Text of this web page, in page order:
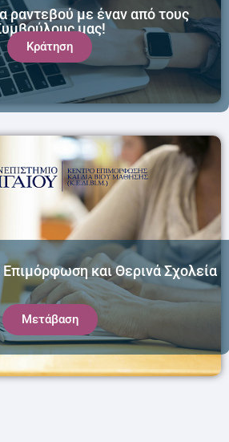
Κράτηση
ραντεβού με έναν από τους
μας!
και Θερινά Σχολεία
Μετάβαση